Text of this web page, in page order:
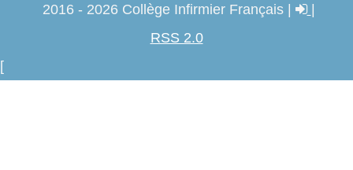
2016 - 2026 Collège Infirmier Français |
|
RSS 2.0
[